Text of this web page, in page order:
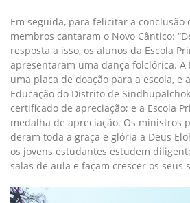
Em seguida, para felicitar a conclusão
membros cantaram o Novo Cântico:
resposta a isso, os alunos da Escola
apresentaram uma dança folclórica. A
uma placa de doação para a escola, e
Educação do Distrito de
certificado de apreciação; e a Escola
medalha de apreciação. Os ministros
deram toda a graça e glória a Deus
os jovens estudantes estudem
salas de aula e façam crescer os seus